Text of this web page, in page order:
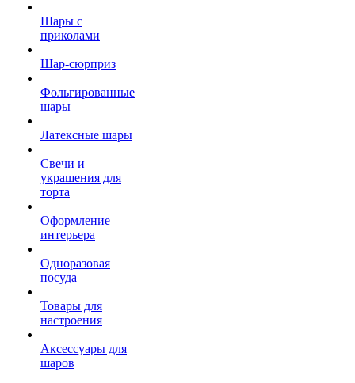
Шары с
приколами
Шар-сюрприз
Фольгированные
шары
Латексные шары
Свечи и
украшения для
торта
Оформление
интерьера
Одноразовая
посуда
Товары для
настроения
Аксессуары для
шаров